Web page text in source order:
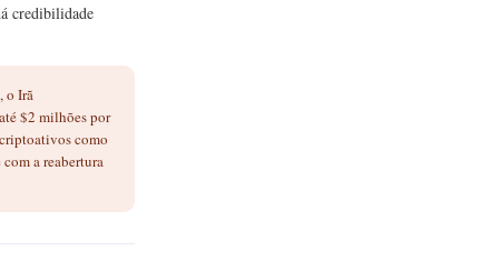
credibilidade
o Irã
$2 milhões por
como
a reabertura